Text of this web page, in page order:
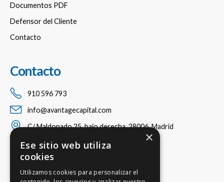
Documentos PDF
Defensor del Cliente
Contacto
Contacto
910 596 793
info@avantagecapital.com
C/ Maldonado 25, bajo derecha, 28006, Madrid
×
Ese sitio web utiliza
cookies
Utilizamos cookies para personalizar el